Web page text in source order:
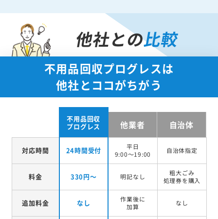
他社との比較
不用品回収プログレスは
他社とココがちがう
不用品回収
プログレス
他業者 自治体
対応時間 24時間受付
平日
9:00～19:00
自治体指定
料金 330円～ 明記なし
粗大ごみ
処理券を購入
追加料金 なし
作業後に
加算
なし